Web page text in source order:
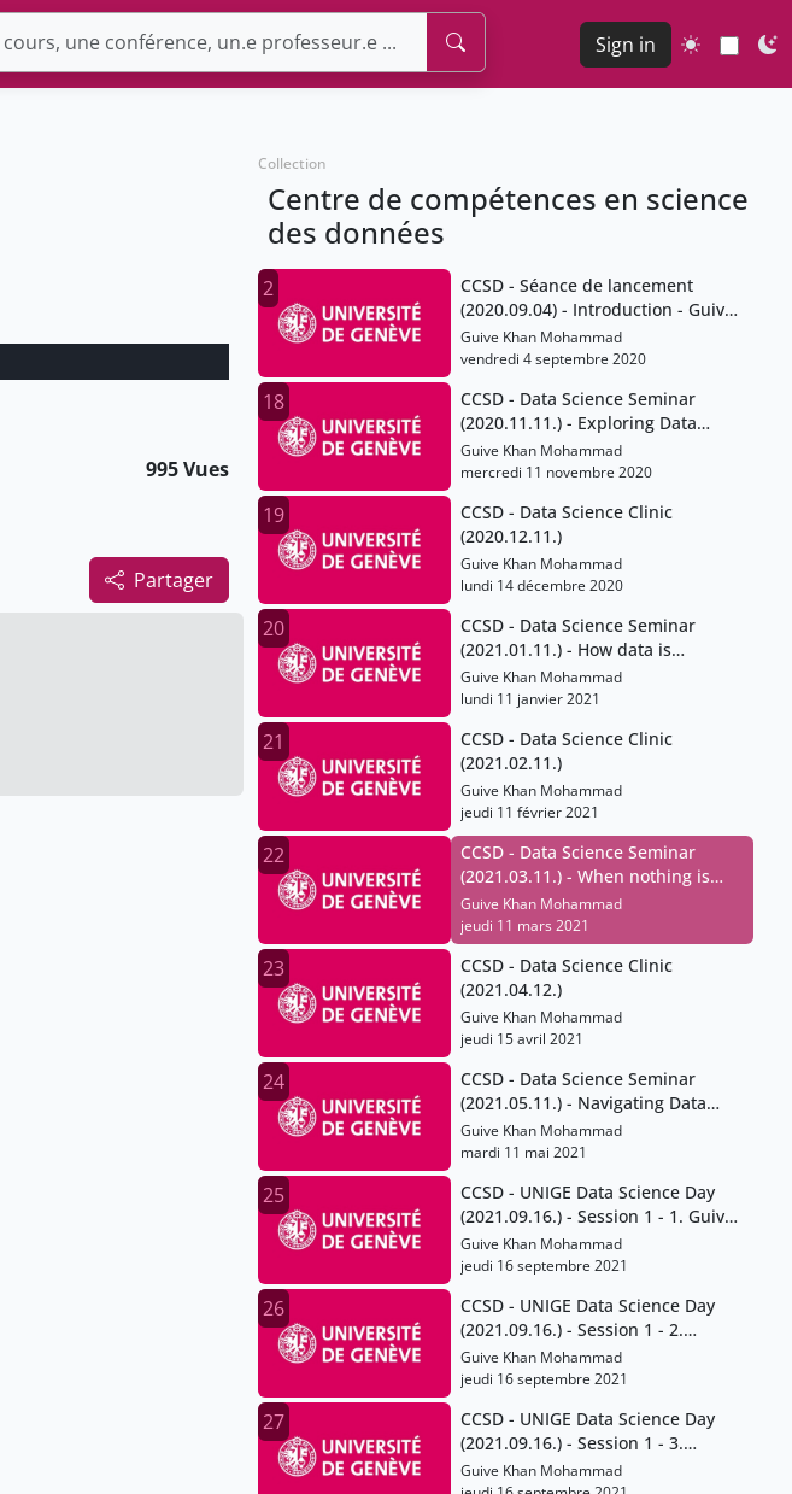
Sign in
995 Vues
Partager
Collection
Centre de compétences en science
des données
2
CCSD - Séance de lancement
(2020.09.04) - Introduction - Guive
Khan.mp4
Guive Khan Mohammad
vendredi 4 septembre 2020
18
CCSD - Data Science Seminar
(2020.11.11.) - Exploring Data
Quality
Guive Khan Mohammad
mercredi 11 novembre 2020
19
CCSD - Data Science Clinic
(2020.12.11.)
Guive Khan Mohammad
lundi 14 décembre 2020
20
CCSD - Data Science Seminar
(2021.01.11.) - How data is
powering more open and
collaborative forms of science
Guive Khan Mohammad
lundi 11 janvier 2021
21
CCSD - Data Science Clinic
(2021.02.11.)
Guive Khan Mohammad
jeudi 11 février 2021
22
CCSD - Data Science Seminar
(2021.03.11.) - When nothing is
easy: Dealing with heterogeneous
data and interoperability issues
Guive Khan Mohammad
jeudi 11 mars 2021
23
CCSD - Data Science Clinic
(2021.04.12.)
Guive Khan Mohammad
jeudi 15 avril 2021
24
CCSD - Data Science Seminar
(2021.05.11.) - Navigating Data
Protection and Data Ownership in
Academic Research
Guive Khan Mohammad
mardi 11 mai 2021
25
CCSD - UNIGE Data Science Day
(2021.09.16.) - Session 1 - 1. Guive
Khan-Mohammad
Guive Khan Mohammad
jeudi 16 septembre 2021
26
CCSD - UNIGE Data Science Day
(2021.09.16.) - Session 1 - 2.
Bertrand Loison
Guive Khan Mohammad
jeudi 16 septembre 2021
27
CCSD - UNIGE Data Science Day
(2021.09.16.) - Session 1 - 3.
Fabrice Calame
Guive Khan Mohammad